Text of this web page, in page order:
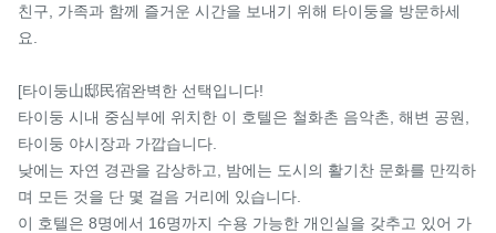
친구, 가족과 함께 즐거운 시간을 보내기 위해 타이둥을 방문하세
요.
[타이둥山邸民宿완벽한 선택입니다!
타이둥 시내 중심부에 위치한 이 호텔은 철화촌 음악촌, 해변 공원,
타이둥 야시장과 가깝습니다.
낮에는 자연 경관을 감상하고, 밤에는 도시의 활기찬 문화를 만끽하
며 모든 것을 단 몇 걸음 거리에 있습니다.
이 호텔은 8명에서 16명까지 수용 가능한 개인실을 갖추고 있어 가